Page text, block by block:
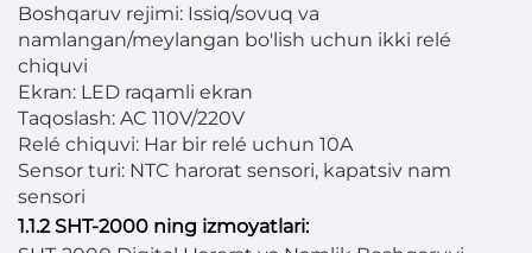
Boshqaruv rejimi: Issiq/sovuq va
namlangan/meylangan bo'lish uchun ikki relé
chiquvi
Ekran: LED raqamli ekran
Taqoslash: AC 110V/220V
Relé chiquvi: Har bir relé uchun 10A
Sensor turi: NTC harorat sensori, kapatsiv nam
sensori
1.1.2 SHT-2000 ning izmoyatlari: